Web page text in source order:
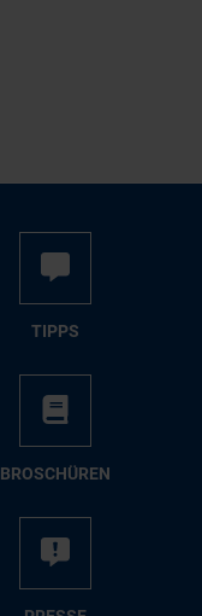
TIPPS
BRO­SCHÜ­REN